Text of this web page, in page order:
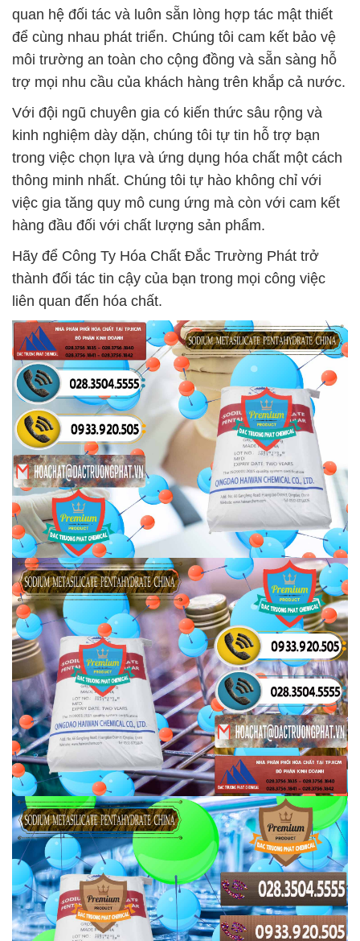
quan hệ đối tác và luôn sẵn lòng hợp tác mật thiết
để cùng nhau phát triển. Chúng tôi cam kết bảo vệ
môi trường an toàn cho cộng đồng và sẵn sàng hỗ
trợ mọi nhu cầu của khách hàng trên khắp cả nước.
Với đội ngũ chuyên gia có kiến thức sâu rộng và
kinh nghiệm dày dặn, chúng tôi tự tin hỗ trợ bạn
trong việc chọn lựa và ứng dụng hóa chất một cách
thông minh nhất. Chúng tôi tự hào không chỉ với
việc gia tăng quy mô cung ứng mà còn với cam kết
hàng đầu đối với chất lượng sản phẩm.
Hãy để Công Ty Hóa Chất Đắc Trường Phát trở
thành đối tác tin cậy của bạn trong mọi công việc
liên quan đến hóa chất.